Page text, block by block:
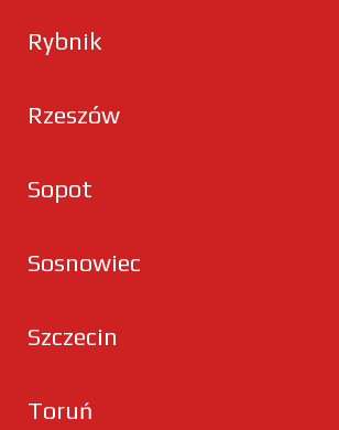
Rybnik
Rzeszów
Sopot
Sosnowiec
Szczecin
Toruń